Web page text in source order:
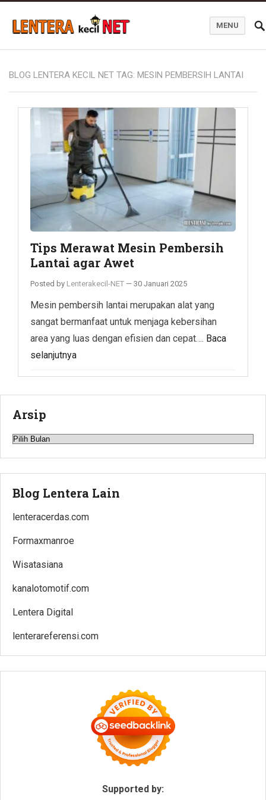
MENU
BLOG LENTERA KECIL NET TAG: MESIN PEMBERSIH LANTAI
Tips Merawat Mesin Pembersih
Lantai agar Awet
Posted by Lenterakecil-NET — 30 Januari 2025
Mesin pembersih lantai merupakan alat yang
sangat bermanfaat untuk menjaga kebersihan
area yang luas dengan efisien dan cepat…. Baca
selanjutnya
Arsip
Arsip
Blog Lentera Lain
lenteracerdas.com
Formaxmanroe
Wisatasiana
kanalotomotif.com
Lentera Digital
lenterareferensi.com
Supported by: